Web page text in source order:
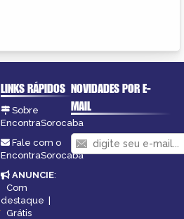
LINKS RÁPIDOS
Sobre
EncontraSorocaba
Fale com o
EncontraSorocaba
ANUNCIE:
Com
destaque |
Grátis
NOVIDADES POR E-
MAIL